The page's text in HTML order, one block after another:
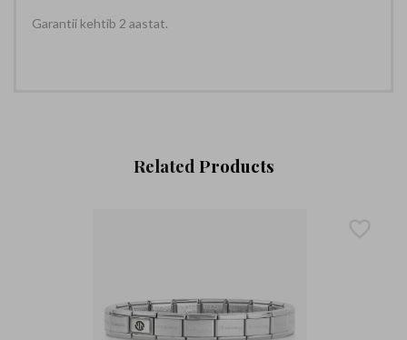
Garantii kehtib 2 aastat.
Related Products